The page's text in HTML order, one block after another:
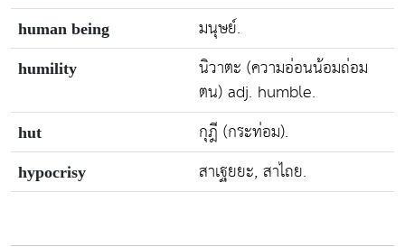
human being มนุษย์.
humility
นิวาตะ (ความอ่อนน้อมถ่อม
ตน) adj. humble.
hut กุฎี (กระท่อม).
hypocrisy สาเฐยยะ, สาไถย.